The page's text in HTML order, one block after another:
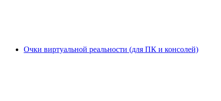
Очки виртуальной реальности (для ПК и консолей)